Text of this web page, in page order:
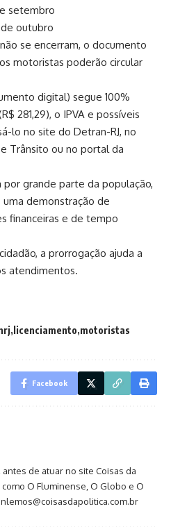
setembro
de outubro
se encerram, o documento
motoristas poderão circular
digital) segue 100%
281,29), o IPVA e possíveis
lo no site do Detran-RJ, no
Trânsito ou no portal da
grande parte da população,
demonstração de
financeiras e de tempo
a prorrogação ajuda a
atendimentos.
licenciamento motoristas
Facebook
de atuar no site Coisas da
O Fluminense, O Globo e O